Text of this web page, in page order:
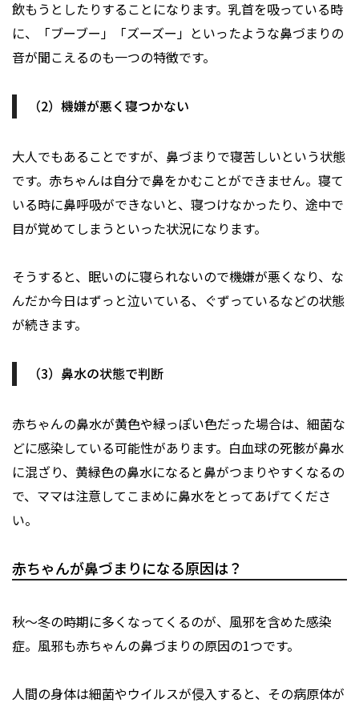
飲もうとしたりすることになります。乳首を吸っている時
に、「ブーブー」「ズーズー」といったような鼻づまりの
音が聞こえるのも一つの特徴です。
（2）機嫌が悪く寝つかない
大人でもあることですが、鼻づまりで寝苦しいという状態
です。赤ちゃんは自分で鼻をかむことができません。寝て
いる時に鼻呼吸ができないと、寝つけなかったり、途中で
目が覚めてしまうといった状況になります。
そうすると、眠いのに寝られないので機嫌が悪くなり、な
んだか今日はずっと泣いている、ぐずっているなどの状態
が続きます。
（3）鼻水の状態で判断
赤ちゃんの鼻水が黄色や緑っぽい色だった場合は、細菌な
どに感染している可能性があります。白血球の死骸が鼻水
に混ざり、黄緑色の鼻水になると鼻がつまりやすくなるの
で、ママは注意してこまめに鼻水をとってあげてくださ
い。
赤ちゃんが鼻づまりになる原因は？
秋～冬の時期に多くなってくるのが、風邪を含めた感染
症。風邪も赤ちゃんの鼻づまりの原因の1つです。
人間の身体は細菌やウイルスが侵入すると、その病原体が